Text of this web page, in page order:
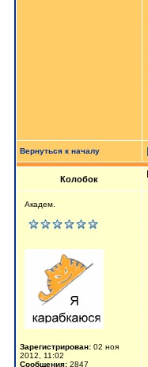
Вернуться к началу
Колобок
Академ.
Зарегистрирован: 02 ноя
2012, 11:02
Сообщения: 2847